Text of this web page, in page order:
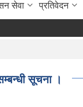
सेवा प्रतिवेदन
सूचना ।